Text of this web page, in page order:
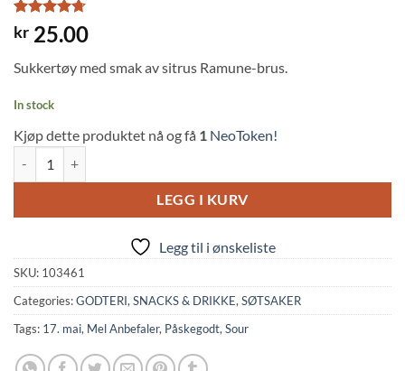
Rated4.67
out of 5
3
customer
kr 25.00
Sukkertøy med smak av sitrus Ramune-brus.
In stock
Kjøp dette produktet nå og få 1 NeoToken!
LEGG I KURV
Legg til i ønskeliste
SKU: 103461
Categories:GODTERI, SNACKS & DRIKKE,SØTSAKER
Tags: 17. mai, Mel Anbefaler, Påskegodt,Sour